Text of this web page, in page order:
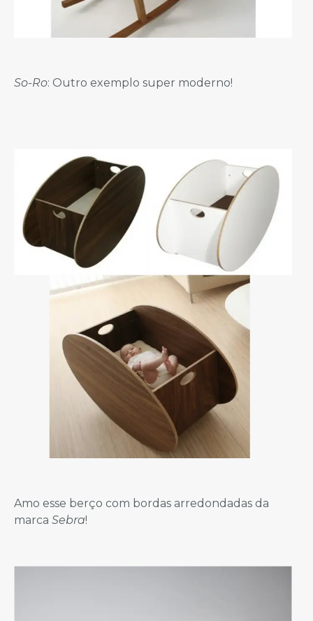
So-Ro: Outro exemplo super moderno!
Amo esse berço com bordas arredondadas da
marca Sebra!